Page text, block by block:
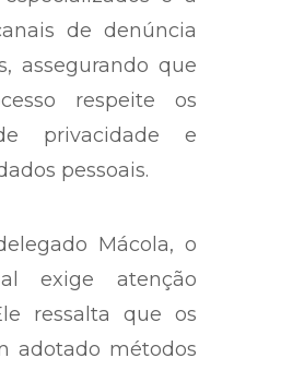
de denúncia
assegurando que
respeite os
privacidade e
pessoais.
Mácola, o
exige atenção
ressalta que os
adotado métodos